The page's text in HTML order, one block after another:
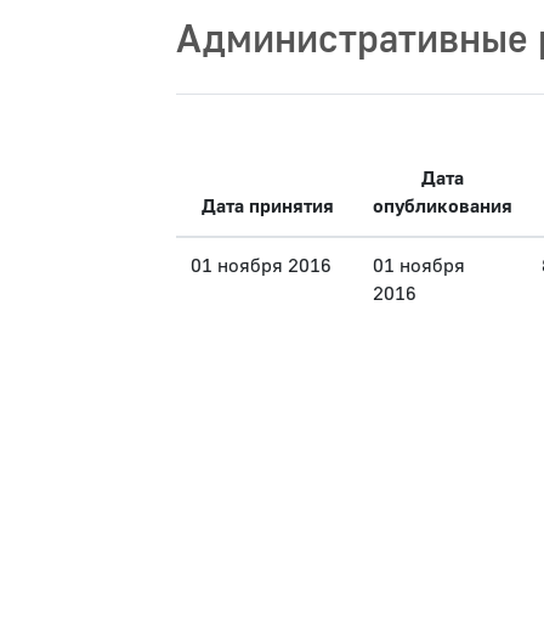
Административные
Дата принятия
Дата
опубликования
01 ноября 2016
01 ноября
2016